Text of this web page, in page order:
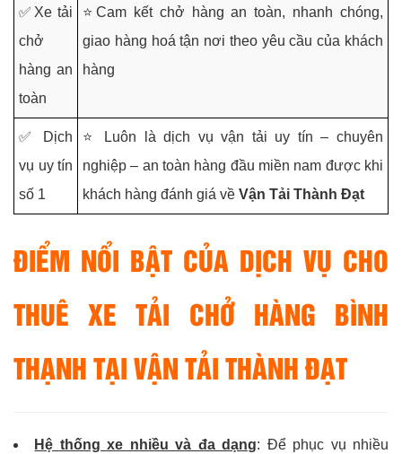
✅Xe tải
chở
hàng an
toàn
⭐Cam kết chở hàng an toàn, nhanh chóng,
giao hàng hoá tận nơi theo yêu cầu của khách
hàng
✅ Dịch
vụ uy tín
số 1
⭐ Luôn là dịch vụ vận tải uy tín – chuyên
nghiệp – an toàn hàng đầu miền nam được khi
khách hàng đánh giá về Vận Tải Thành Đạt
ĐIỂM NỔI BẬT CỦA DỊCH VỤ CHO
THUÊ XE TẢI CHỞ HÀNG BÌNH
THẠNH TẠI VẬN TẢI THÀNH ĐẠT
Hệ thống xe nhiều và đa dạng: Để phục vụ nhiều